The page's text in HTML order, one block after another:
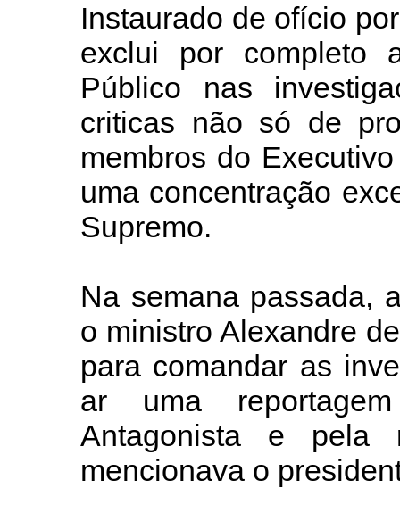
Instaurado de ofício
exclui por completo
Público nas
criticas não só de
membros do
uma concentração
Supremo.
Na semana passada,
o ministro Alexandre
para comandar as
ar uma
Antagonista e pela
mencionava o